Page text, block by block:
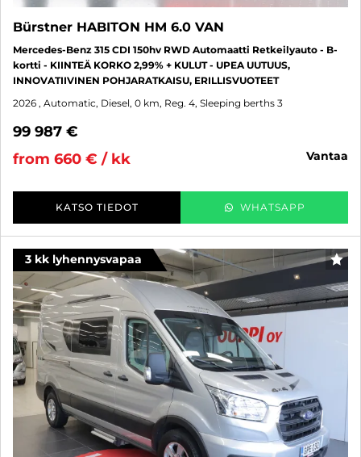
Bürstner HABITON HM 6.0 VAN
Mercedes-Benz 315 CDI 150hv RWD Automaatti Retkeilyauto - B-
kortti - KIINTEÄ KORKO 2,99% + KULUT - UPEA UUTUUS,
INNOVATIIVINEN POHJARATKAISU, ERILLISVUOTEET
2026 , Automatic, Diesel, 0 km, Reg. 4, Sleeping berths 3
99 987 €
from 660 € / kk
vantaa
KATSO TIEDOT WHATSAPP
3 kk lyhennysvapaa